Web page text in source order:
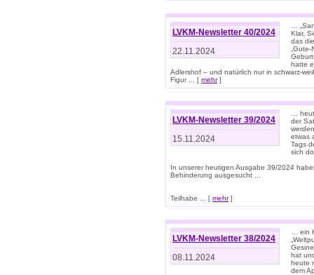
LVKM-Newsletter 40/2024
22.11.2024
…
Klar,
das
hatte
Adlershof – und natürlich nur in schwarz-
Figur ... [ mehr]
LVKM-Newsletter 39/2024
15.11.2024
…
der
etwas
Tags
sich
In unserer heutigen Ausgabe 39/2024
Behinderung ausgesucht ...
Teilhabe ... [ mehr]
LVKM-Newsletter 38/2024
08.11.2024
… ein
hat
heute
dem